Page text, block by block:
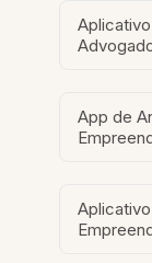
App de